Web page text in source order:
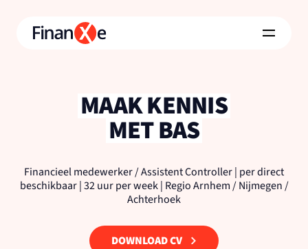
MAAK KENNIS
MET BAS
Financieel medewerker / Assistent Controller | per direct
beschikbaar | 32 uur per week | Regio Arnhem / Nijmegen /
Achterhoek
DOWNLOAD CV